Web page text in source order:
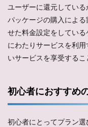
ユーザーに還元してい
パッケージの購入によ
せた料金設定をしてい
にわたりサービスを利
いサービスを享受するこ
初心者におすすめ
初心者にとってプラン